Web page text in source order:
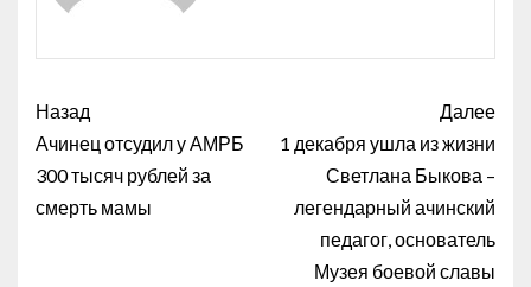
Назад
Ачинец отсудил у АМРБ
300 тысяч рублей за
смерть мамы
Далее
1 декабря ушла из жизни
Светлана Быкова –
легендарный ачинский
педагог, основатель
Музея боевой славы